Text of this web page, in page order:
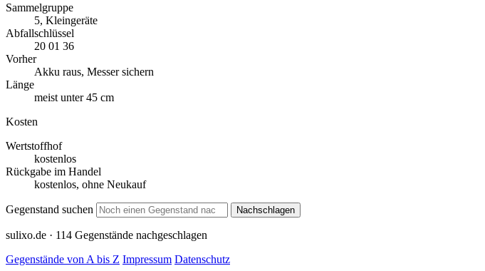
Sammelgruppe
5, Kleingeräte
Abfallschlüssel
20 01 36
Vorher
Akku raus, Messer sichern
Länge
meist unter 45 cm
Kosten
Wertstoffhof
kostenlos
Rückgabe im Handel
kostenlos, ohne Neukauf
Gegenstand suchen Nachschlagen
sulixo.de · 114 Gegenstände nachgeschlagen
Gegenstände von A bis Z Impressum Datenschutz